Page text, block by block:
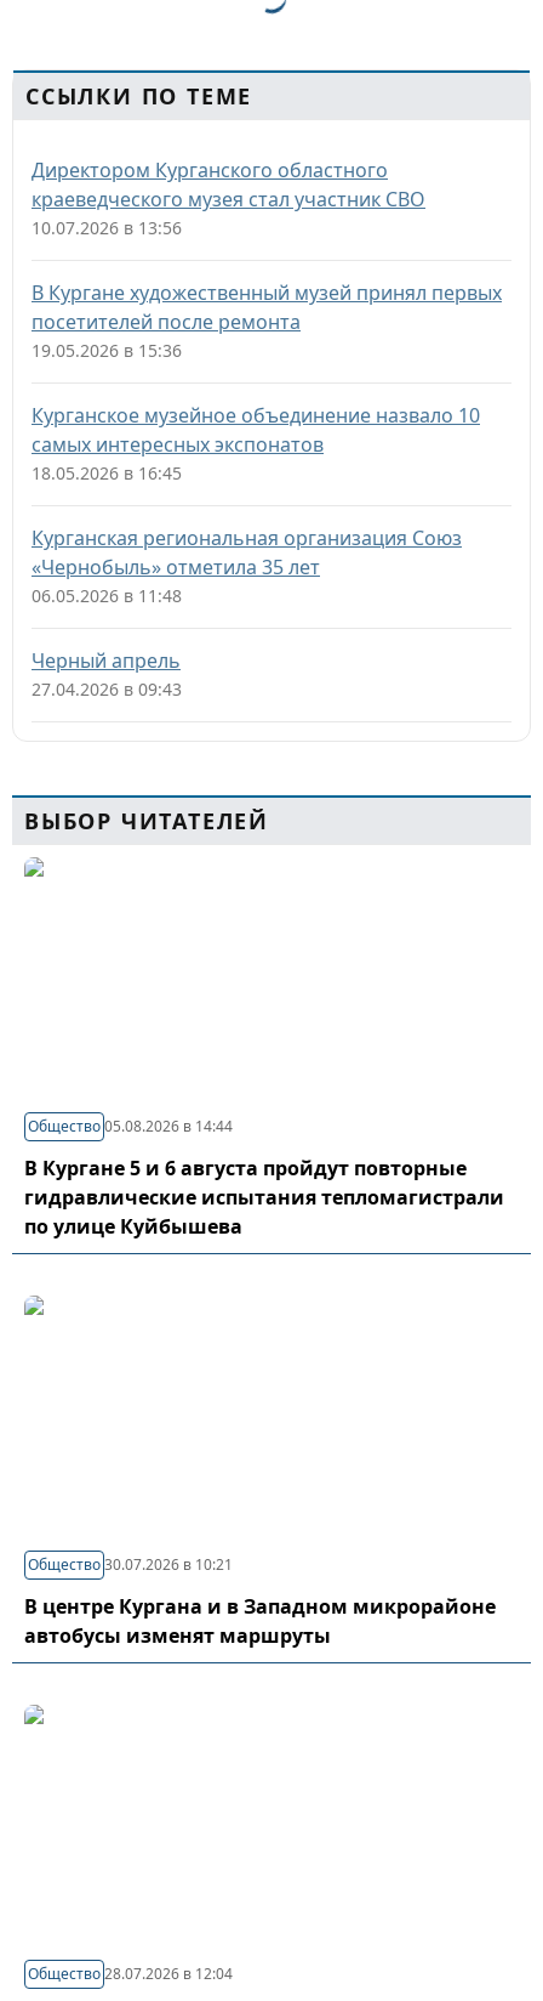
ССЫЛКИ ПО ТЕМЕ
Директором Курганского областного
краеведческого музея стал участник СВО
10.07.2026 в 13:56
В Кургане художественный музей принял первых
посетителей после ремонта
19.05.2026 в 15:36
Курганское музейное объединение назвало 10
самых интересных экспонатов
18.05.2026 в 16:45
Курганская региональная организация Союз
«Чернобыль» отметила 35 лет
06.05.2026 в 11:48
Черный апрель
27.04.2026 в 09:43
ВЫБОР ЧИТАТЕЛЕЙ
Общество05.08.2026 в 14:44
В Кургане 5 и 6 августа пройдут повторные
гидравлические испытания тепломагистрали
по улице Куйбышева
Общество30.07.2026 в 10:21
В центре Кургана и в Западном микрорайоне
автобусы изменят маршруты
Общество28.07.2026 в 12:04